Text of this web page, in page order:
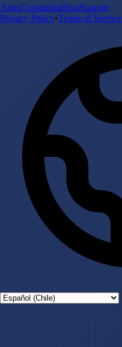
AppsConsultingBlogSupport
Privacy Policy•Terms of Service